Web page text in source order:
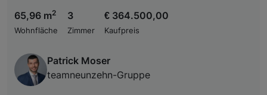
65,96 m2
Wohnfläche
3
Zimmer
€ 364.500,00
Kaufpreis
Patrick Moser
teamneunzehn-Gruppe